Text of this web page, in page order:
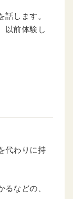
します。
以前体験し
代わりに持
などの、